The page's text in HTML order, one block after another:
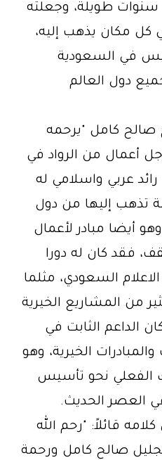
سنوات طويلة، وجعلته
مكان يذهب إليه،
ليس في السعودية
دول العالم
كامل "يرحمه
أعمال من الرواد في
عربي واسلامي له
تذهب إليها من دول
أيضا مبادر لأعمال
فقد كان له دورا
السعودي، مثلما
من المشاريع الخيرية
الداعم الثابت في
الخيرية، وهو
الفعلي نحو تأسيس
العصر الحديث.
قائلاً: "رحم الله
صالح كامل ورحمة